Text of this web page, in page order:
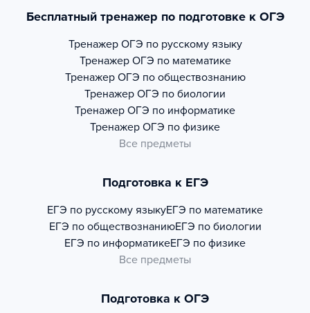
Бесплатный тренажер по подготовке к ОГЭ
Тренажер ОГЭ по русскому языку
Тренажер ОГЭ по математике
Тренажер ОГЭ по обществознанию
Тренажер ОГЭ по биологии
Тренажер ОГЭ по информатике
Тренажер ОГЭ по физике
Все предметы
Подготовка к ЕГЭ
ЕГЭ по русскому языкуЕГЭ по математике
ЕГЭ по обществознаниюЕГЭ по биологии
ЕГЭ по информатикеЕГЭ по физике
Все предметы
Подготовка к ОГЭ